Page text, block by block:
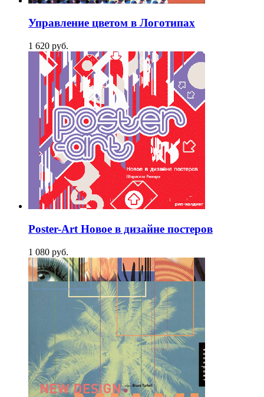
Управление цветом в Логотипах
1 620 pуб.
Poster-Art Новое в дизайне постеров
1 080 pуб.